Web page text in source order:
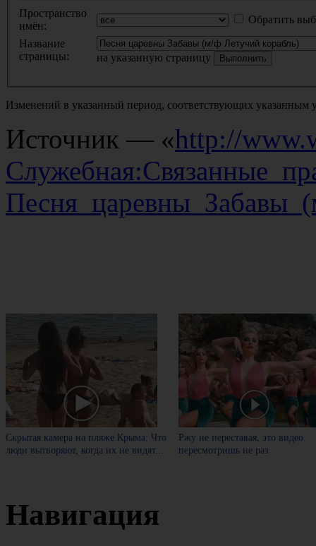
Пространство
имён:
Обратить
Название
страницы:
на указанную страницу
Изменений в указанный период, соответствующих указанным
Источник — «http://
Скрытая камера на пляже Крыма: Что
люди вытворяют, когда их не видят...
Ржу не переставая, это видео
пересмотришь не раз
Навигация